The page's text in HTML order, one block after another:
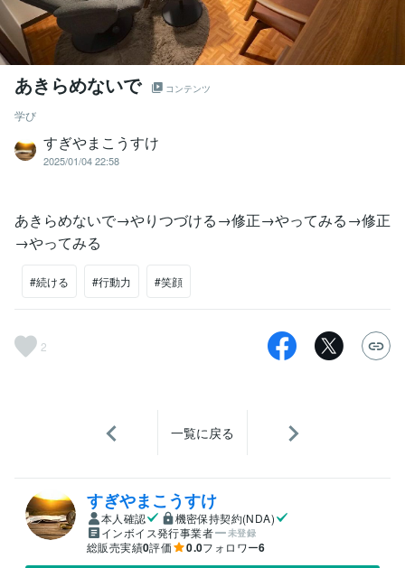
あきらめないで コンテンツ
学び
すぎやまこうすけ
2025/01/04 22:58
あきらめないで→やりつづける→修正→やってみる→修正
→やってみる
#続ける #行動力 #笑顔
2
一覧に戻る
すぎやまこうすけ
本人確認
機密保持契約(NDA)
インボイス発行事業者
未登録
総販売実績0評価 0.0フォロワー6